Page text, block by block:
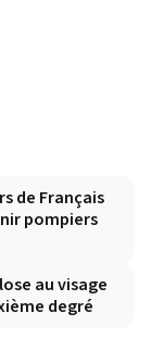
de Français
pompiers
au visage
degré